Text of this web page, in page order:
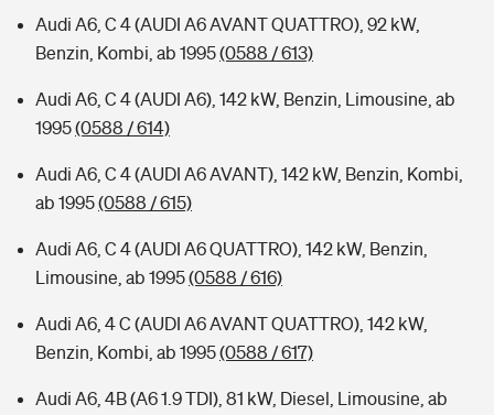
Audi A6, C 4 (AUDI A6 AVANT QUATTRO), 92 kW,
Benzin, Kombi, ab 1995(0588 / 613)
Audi A6, C 4 (AUDI A6), 142 kW, Benzin, Limousine, ab
1995(0588 / 614)
Audi A6, C 4 (AUDI A6 AVANT), 142 kW, Benzin, Kombi,
ab 1995(0588 / 615)
Audi A6, C 4 (AUDI A6 QUATTRO), 142 kW, Benzin,
Limousine, ab 1995(0588 / 616)
Audi A6, 4 C (AUDI A6 AVANT QUATTRO), 142 kW,
Benzin, Kombi, ab 1995(0588 / 617)
Audi A6, 4B (A6 1.9 TDI), 81 kW, Diesel, Limousine, ab